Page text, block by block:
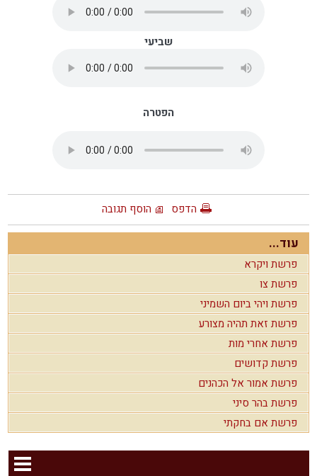
שביעי
הפטרה
הדפס הוסף תגובה
עוד...
פרשת ויקרא
פרשת צו
פרשת ויהי ביום השמיני
פרשת זאת תהיה מצורע
פרשת אחרי מות
פרשת קדושים
פרשת אמור אל הכהנים
פרשת בהר סיני
פרשת אם בחקתי